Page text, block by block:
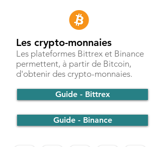
Les crypto-monnaies
Les plateformes Bittrex et Binance
permettent, à partir de Bitcoin,
d'obtenir des crypto-monnaies.
Guide - Bittrex
Guide - Binance